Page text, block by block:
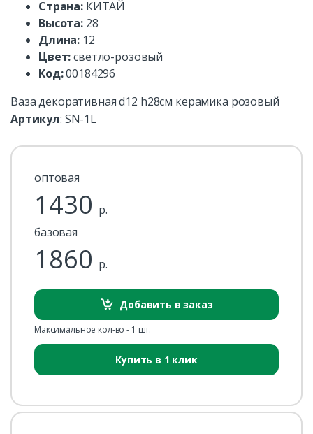
Страна: КИТАЙ
Высота: 28
Длина: 12
Цвет:светло-розовый
Код:00184296
Ваза декоративная d12 h28см керамика розовый
Артикул: SN-1L
оптовая
1430 р.
базовая
1860 р.
Добавить в заказ
Максимальное кол-во - 1 шт.
Купить в 1 клик